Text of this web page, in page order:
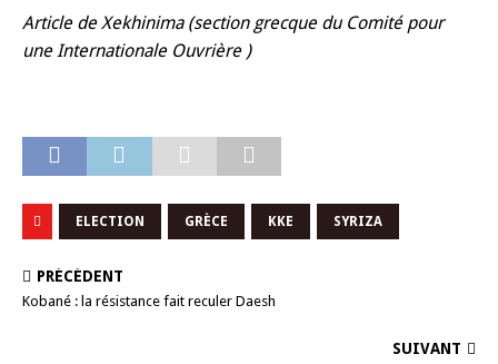
Article de Xekhinima (section grecque du Comité pour
une Internationale Ouvrière )
ELECTION GRÈCE KKE SYRIZA
PRÉCÉDENT
Kobané : la résistance fait reculer Daesh
SUIVANT